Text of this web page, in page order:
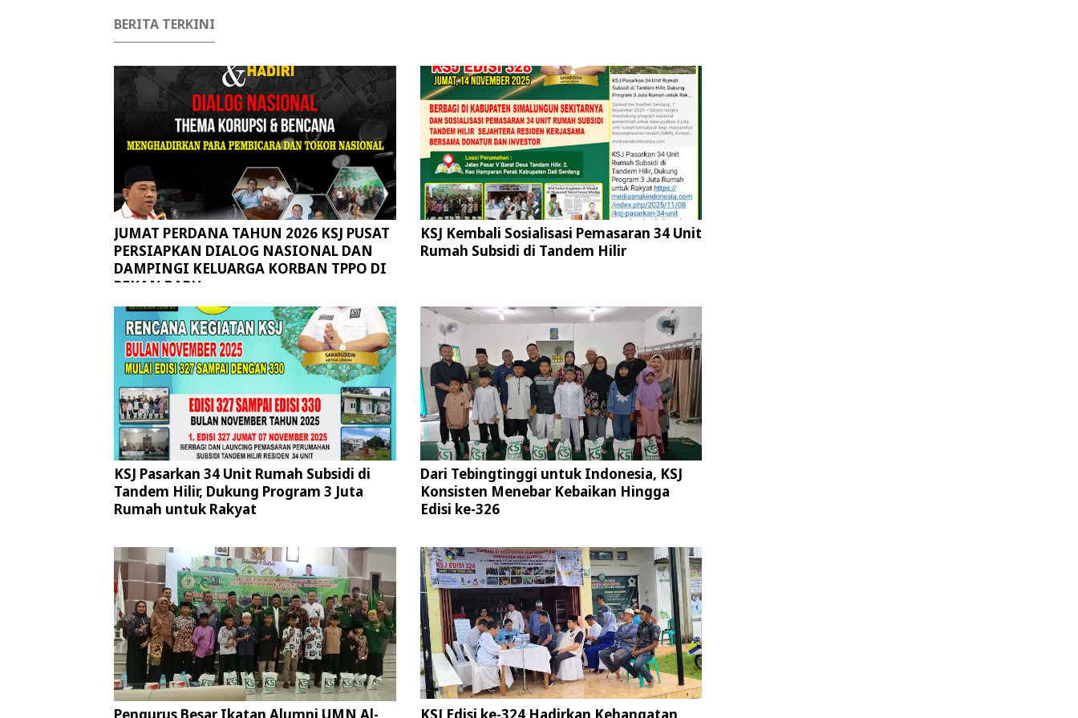
BERITA TERKINI
JUMAT PERDANA TAHUN 2026 KSJ PUSAT
PERSIAPKAN DIALOG NASIONAL DAN
DAMPINGI KELUARGA KORBAN TPPO DI
PEKAN BARU
KSJ Kembali Sosialisasi Pemasaran 34 Unit
Rumah Subsidi di Tandem Hilir
KSJ Pasarkan 34 Unit Rumah Subsidi di
Tandem Hilir, Dukung Program 3 Juta
Rumah untuk Rakyat
Dari Tebingtinggi untuk Indonesia, KSJ
Konsisten Menebar Kebaikan Hingga
Edisi ke-326